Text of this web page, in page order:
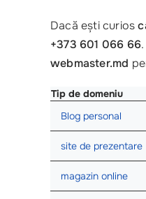
Dacă ești curios
+373 601 066 66
webmaster.md
Tip de domeniu
Blog personal
site de prezentare
magazin online